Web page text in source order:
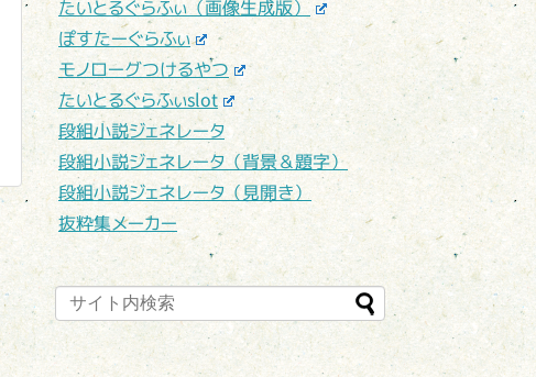
たいとるぐらふぃ（画像生成版）
ぽすたーぐらふぃ
モノローグつけるやつ
たいとるぐらふぃslot
段組小説ジェネレータ
段組小説ジェネレータ（背景＆題字）
段組小説ジェネレータ（見開き）
抜粋集メーカー